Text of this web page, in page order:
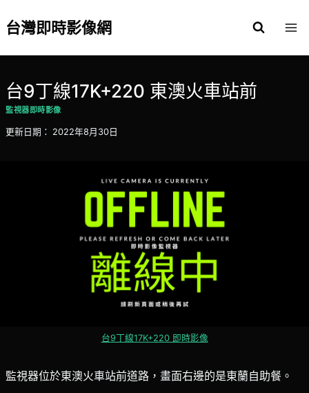
to台灣即時影像網
台9丁線17K+220 東澳火車站前
監視器即時影像
更新日期： 2022年8月30日
台9丁線17K+220 即時影像
監視器位於東澳火車站前道路，畫面右邊的是東蘭自助餐。